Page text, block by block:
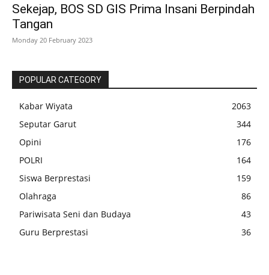
Sekejap, BOS SD GIS Prima Insani Berpindah
Tangan
Monday 20 February 2023
POPULAR CATEGORY
Kabar Wiyata
2063
Seputar Garut
344
Opini
176
POLRI
164
Siswa Berprestasi
159
Olahraga
86
Pariwisata Seni dan Budaya
43
Guru Berprestasi
36